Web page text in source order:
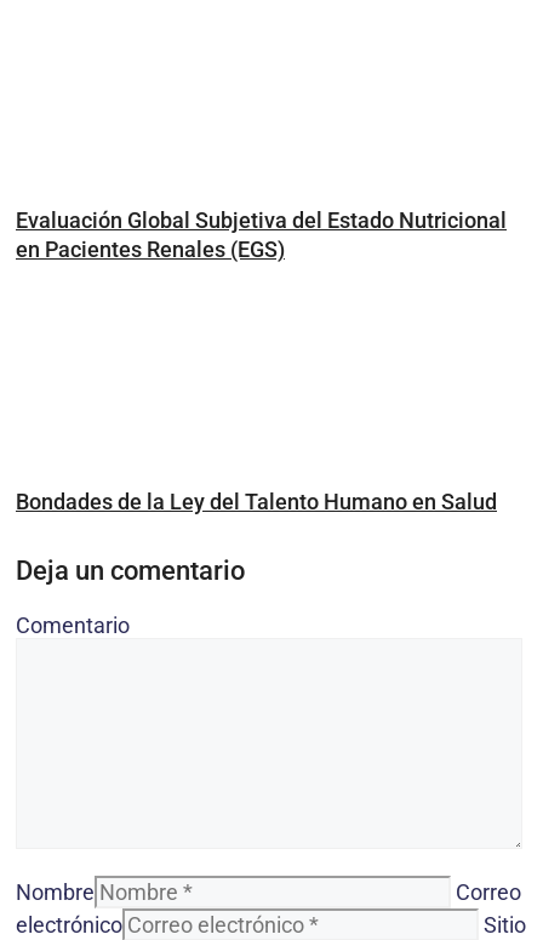
Evaluación Global Subjetiva del Estado Nutricional
en Pacientes Renales (EGS)
Bondades de la Ley del Talento Humano en Salud
Deja un comentario
Comentario
Nombre
Correo
electrónico
Sitio